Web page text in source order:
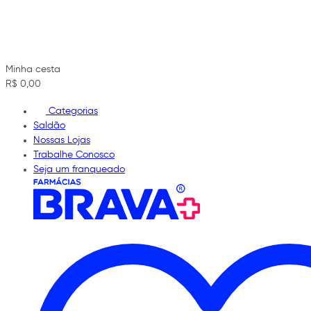
Minha cesta
R$ 0,00
Categorias
Saldão
Nossas Lojas
Trabalhe Conosco
Seja um franqueado